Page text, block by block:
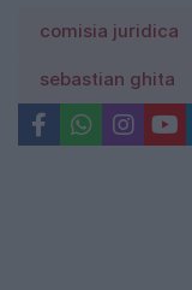
comisia juridica
sebastian ghita